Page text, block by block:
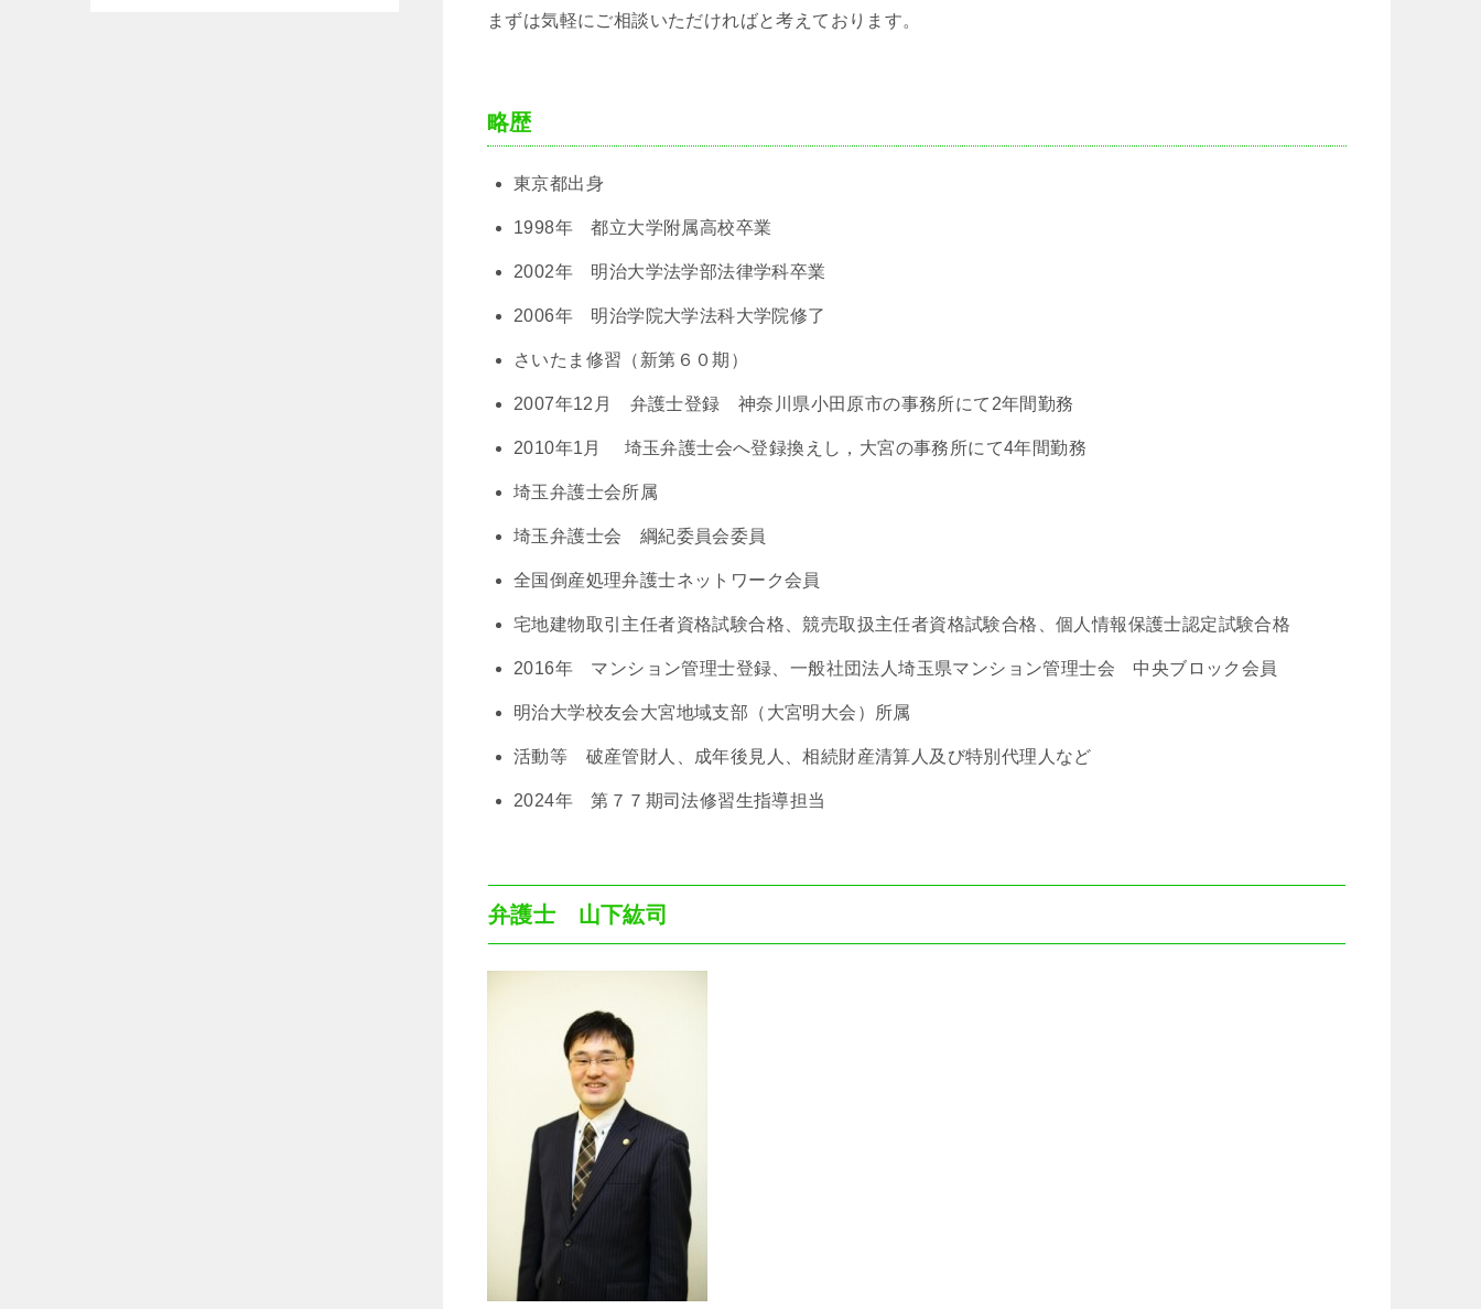
まずは気軽にご相談いただければと考えております。
略歴
東京都出身
1998年 都立大学附属高校卒業
2002年 明治大学法学部法律学科卒業
2006年 明治学院大学法科大学院修了
さいたま修習（新第６０期）
2007年12月 弁護士登録 神奈川県小田原市の事務所にて2年間勤務
2010年1月 埼玉弁護士会へ登録換えし，大宮の事務所にて4年間勤務
埼玉弁護士会所属
埼玉弁護士会 綱紀委員会委員
全国倒産処理弁護士ネットワーク会員
宅地建物取引主任者資格試験合格、競売取扱主任者資格試験合格、個人情報保護士認定試験合格
2016年 マンション管理士登録、一般社団法人埼玉県マンション管理士会 中央ブロック会員
明治大学校友会大宮地域支部（大宮明大会）所属
活動等 破産管財人、成年後見人、相続財産清算人及び特別代理人など
2024年 第７７期司法修習生指導担当
弁護士 山下紘司